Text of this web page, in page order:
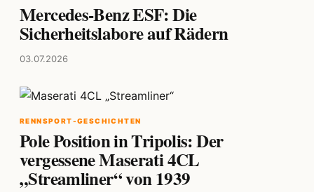
Mercedes-Benz ESF: Die
Sicherheitslabore auf Rädern
03.07.2026
RENNSPORT-GESCHICHTEN
Pole Position in Tripolis: Der
vergessene Maserati 4CL
„Streamliner“ von 1939